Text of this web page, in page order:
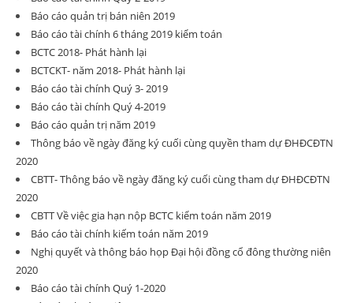
Báo cáo quản trị bán niên 2019
Báo cáo tài chính 6 tháng 2019 kiểm toán
BCTC 2018- Phát hành lại
BCTCKT- năm 2018- Phát hành lại
Báo cáo tài chính Quý 3- 2019
Báo cáo tài chính Quý 4-2019
Báo cáo quản trị năm 2019
Thông báo về ngày đăng ký cuối cùng quyền tham dự ĐHĐCĐTN
2020
CBTT- Thông báo về ngày đăng ký cuối cùng tham dự ĐHĐCĐTN
2020
CBTT Về việc gia hạn nộp BCTC kiểm toán năm 2019
Báo cáo tài chính kiếm toán năm 2019
Nghị quyết và thông báo họp Đại hội đồng cổ đông thường niên
2020
Báo cáo tài chính Quý 1-2020